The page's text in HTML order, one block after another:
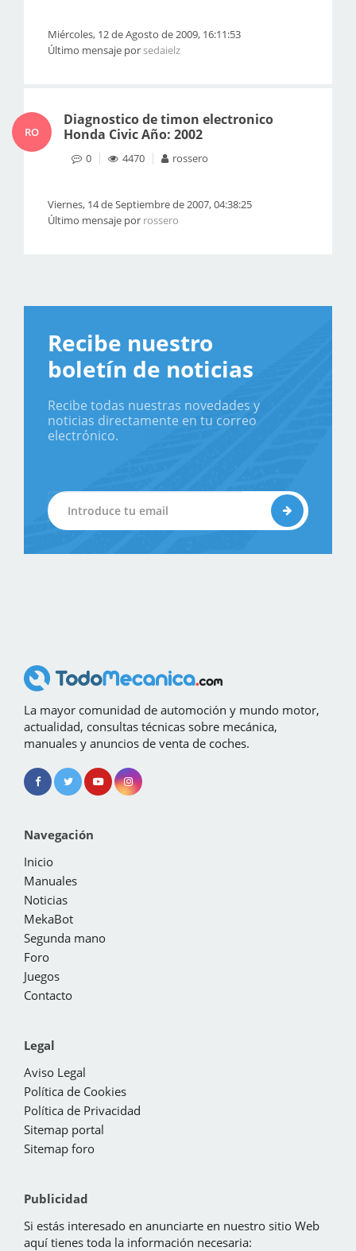
Miércoles, 12 de Agosto de 2009, 16:11:53
Último mensaje porsedaielz
RO
Diagnostico de timon electronico
Honda Civic Año: 2002
0 4470 rossero
Viernes, 14 de Septiembre de 2007, 04:38:25
Último mensaje por rossero
Recibe nuestro
boletín de noticias
Recibe todas nuestras novedades y
noticias directamente en tu correo
electrónico.
La mayor comunidad de automoción y mundo motor,
actualidad, consultas técnicas sobre mecánica,
manuales y anuncios de venta de coches.
Navegación
Inicio
Manuales
Noticias
MekaBot
Segunda mano
Foro
Juegos
Contacto
Legal
Aviso Legal
Política de Cookies
Política de Privacidad
Sitemap portal
Sitemap foro
Publicidad
Si estás interesado en anunciarte en nuestro sitio Web
aquí tienes toda la información necesaria: